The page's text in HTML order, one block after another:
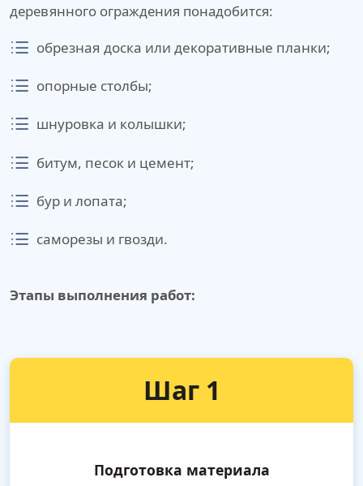
деревянного ограждения понадобится:
обрезная доска или декоративные планки;
опорные столбы;
шнуровка и колышки;
битум, песок и цемент;
бур и лопата;
саморезы и гвозди.
Этапы выполнения работ:
Шаг 1
Подготовка материала